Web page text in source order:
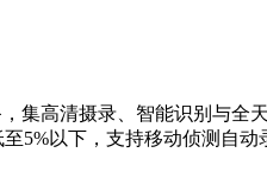
集高清摄录、智能识别与
5%以下，支持移动侦测自